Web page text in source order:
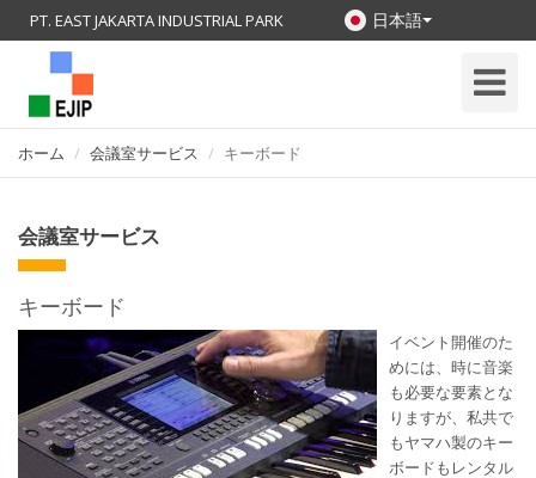
PT. EAST JAKARTA INDUSTRIAL PARK 日本語
Toggle
ホーム 会議室サービス キーボード
会議室サービス
キーボード
イベント開催のた
めには、時に音楽
も必要な要素とな
りますが、私共で
もヤマハ製のキー
ボードもレンタル